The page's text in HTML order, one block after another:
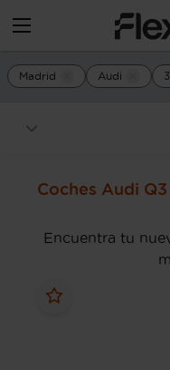
Madrid Audi
Coches Audi
Encuentra tu